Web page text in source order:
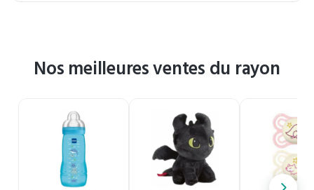
Nos meilleures ventes du rayon